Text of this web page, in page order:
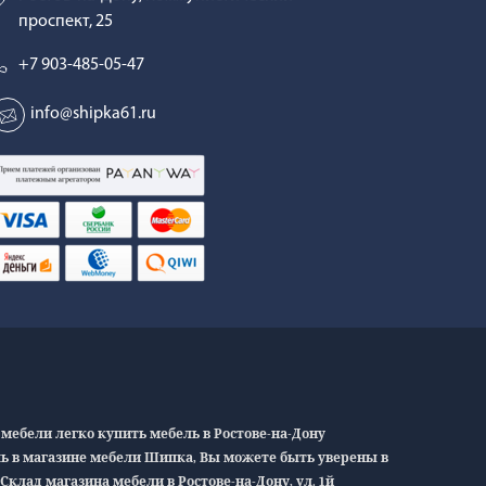
проспект, 25
+7 903-485-05-47
info@shipka61.ru
легко купить мебель в Ростове-на-Дону
в магазине мебели Шипка, Вы можете быть уверены в
магазина мебели в Ростове-на-Дону, ул. 1й